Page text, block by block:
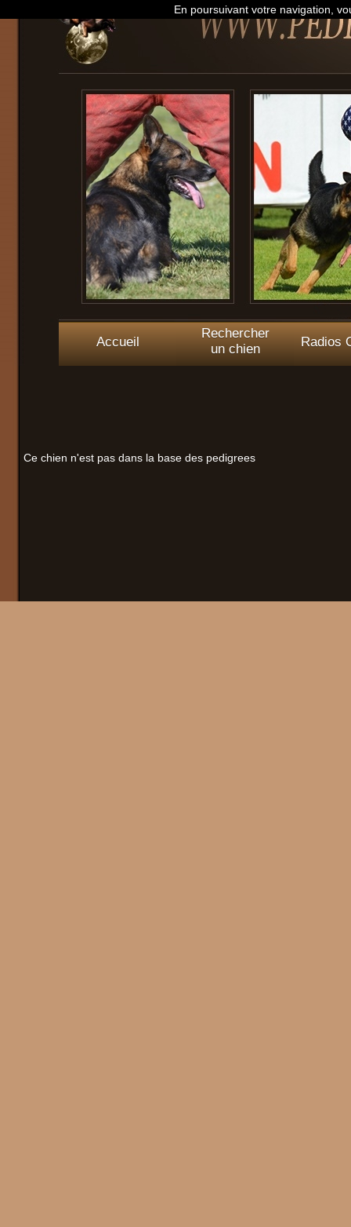
Accueil
Rechercher
un chien
Radios
Ce chien n'est pas dans la base des pedigrees
En poursuivant votre navigation,